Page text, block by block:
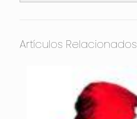
Artículos Relacionados